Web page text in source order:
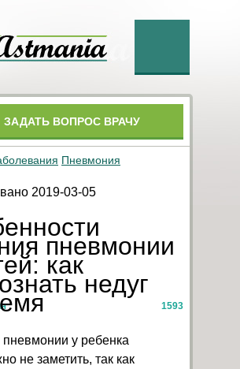
ЗАДАТЬ ВОПРОС ВРАЧУ
Пневмония
2019-03-05
пневмонии
как
недуг
1593
пневмонии у ребенка
не заметить, так как